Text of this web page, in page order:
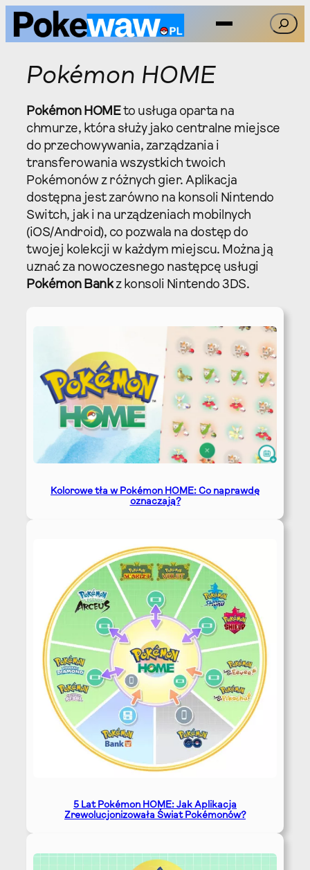
Przejdź
Szukaj
Pokémon HOME
Pokémon HOMEto usługa oparta na
chmurze, która służy jako centralne miejsce
do przechowywania, zarządzania i
transferowania wszystkich twoich
Pokémonów z różnych gier. Aplikacja
dostępna jest zarówno na konsoli Nintendo
Switch, jak i na urządzeniach mobilnych
(iOS/Android), co pozwala na dostęp do
twojej kolekcji w każdym miejscu. Można ją
uznać za nowoczesnego następcę usługi
Pokémon Bankz konsoli Nintendo 3DS.
Kolorowe tła w Pokémon HOME: Co naprawdę
oznaczają?
5 Lat Pokémon HOME: Jak Aplikacja
Zrewolucjonizowała Świat Pokémonów?